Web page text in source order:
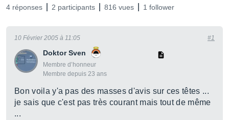
4 réponses 2 participants 816 vues 1 follower
Doktor Sven
Membre d’honneur
Membre depuis 23 ans
10 Février 2005 à 11:05 #1
Bon voila y'a pas des masses d'avis sur ces têtes ...
je sais que c'est pas très courant mais tout de même
...